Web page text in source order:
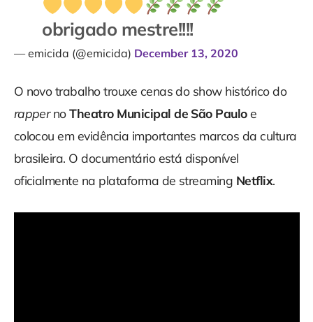
obrigado mestre!!!!
— emicida (@emicida) December 13, 2020
O novo trabalho trouxe cenas do show histórico do
rappernoTheatro Municipal de São Pauloe
colocou em evidência importantes marcos da cultura
brasileira. O documentário está disponível
oficialmente na plataforma de streaming Netflix.